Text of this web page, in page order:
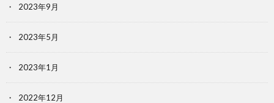
2023年9月
2023年5月
2023年1月
2022年12月